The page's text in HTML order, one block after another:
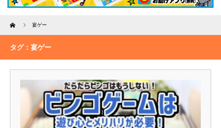
Home 宴ゲー
タグ：宴ゲー